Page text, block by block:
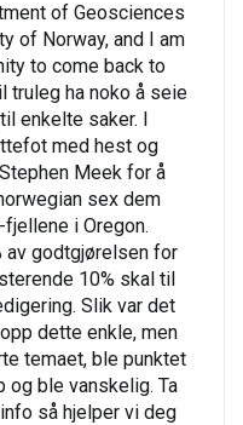
of Geosciences
of Norway, and I am
to come back to
truleg ha noko å seie
enkelte saker. I
med hest og
Meek for å
sex dem
i Oregon.
av godtgjørelsen for
10% skal til
Slik var det
dette enkle, men
temaet, ble punktet
og ble vanskelig. Ta
så hjelper vi deg